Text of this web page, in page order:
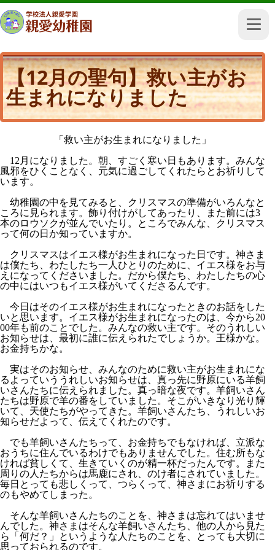
【12月の聖句】救い主がお
生まれになりました
「救い主がお生まれになりました」
12 月になりました。朝、すごく寒い日もあります。みんな
風邪をひくことなく、元気に過ごしてくれたらとお祈りして
います。
幼稚園の中を見てみると、クリスマスの準備がいろんなと
ころに見られます。飾り付けがしてあったり、また前には3
本のロウソクが並んでいたり。ところでみんな、クリスマス
って何の日か知っていますか。
クリスマスはイエス様がお生まれになった日です。神さま
は僕たち、わたしたち一人ひとりのために、イエス様をお与
えになってくださいました。だから僕たち、わたしたちの心
の中にはいつもイエス様がいてくださるんです。
今日はそのイエス様がお生まれになったときのお話をした
いと思います。イエス様がお生まれになったのは、今から20
00年も前のことでした。みんなの救い主です。そのうれしい
お知らせは、最初に誰に伝えられたでしょうか。王様かな。
お金持ちかな。
実はそのお知らせ、みんなのために救い主がお生まれにな
るよっていううれしいお知らせは、真っ先に野原にいる羊飼
いさんたちに伝えられました。真っ暗な夜です。羊飼いさん
たちは野原で羊の番をしていました。そこがいきなり光り輝
いて、天使たちがやってきた。羊飼いさんたち、うれしいお
知らせだよって、伝えてくれたのです。
でも羊飼いさんたちって、お金持ちでもなければ、立派な
おうちに住んでいるわけでもありませんでした。住む所もな
ければ貧しくて、生きていくのが精一杯だったんです。また
周りの人たちからは馬鹿にされ、のけ者にされていました。
毎日とっても悲しくって、つらくって、神さまにお祈りする
のもやめてしまった。
そんな羊飼いさんたちのことを、神さまは忘れてはいませ
んでした。神さまはそんな羊飼いさんたち、他の人から見た
ら「何だ？」というような人たちのことを、とっても大切に
思っておられるのです。